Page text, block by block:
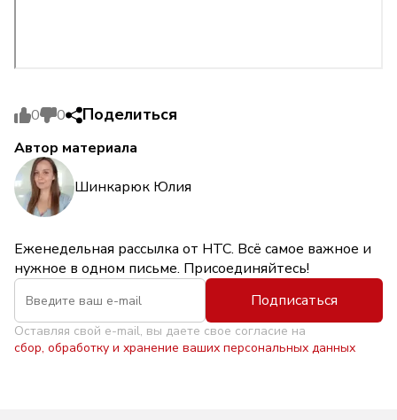
0 0 Поделиться
Автор материала
Шинкарюк Юлия
Еженедельная рассылка от НТС. Всё самое важное и
нужное в одном письме. Присоединяйтесь!
Подписаться
Оставляя свой e-mail, вы даете свое согласие на
сбор, обработку и хранение ваших персональных данных